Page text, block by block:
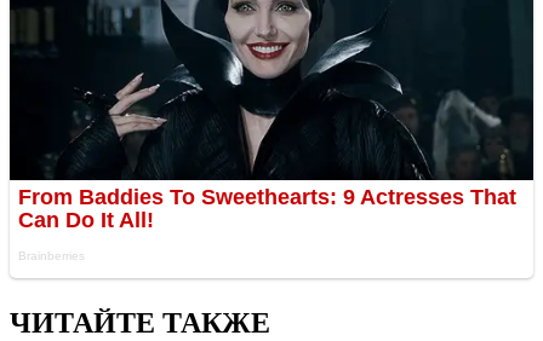
ЧИТАЙТЕ ТАКЖЕ